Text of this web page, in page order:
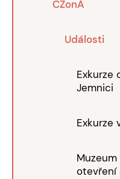
CZonA
Události
Exkurze
Jemnici
Exkurze
otevření